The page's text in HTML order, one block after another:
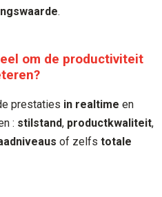
.
om de productiviteit
prestaties in realtime en
: stilstand, productkwaliteit,
of zelfstotale